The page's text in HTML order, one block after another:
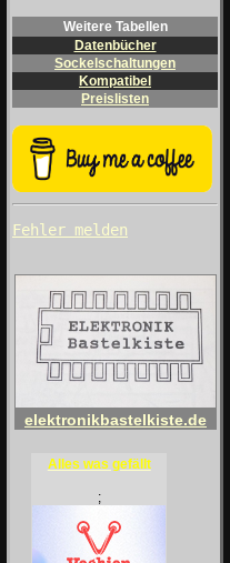
Weitere Tabellen
Datenbücher
Sockelschaltungen
Kompatibel
Preislisten
Fehler melden
elektronikbastelkiste.de
Alles was gefällt
;